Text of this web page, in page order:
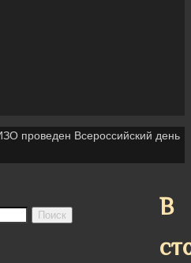
проведен Всероссийский день
В
Поиск